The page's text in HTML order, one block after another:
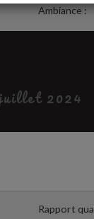
Ambiance :
2024
Rapport